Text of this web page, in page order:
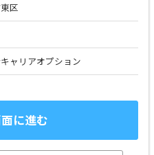
東区
ャリアオプション
に進む